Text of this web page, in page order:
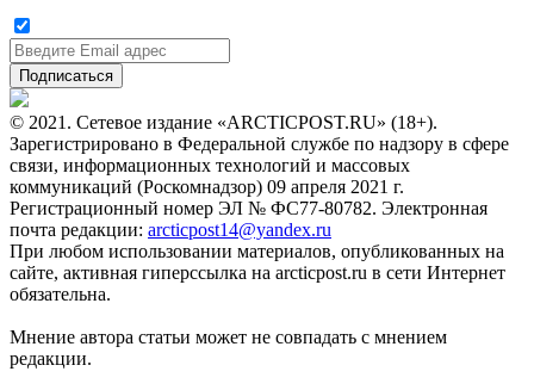
© 2021. Сетевое издание «ARCTICPOST.RU» (18+).
Зарегистрировано в Федеральной службе по надзору в сфере
связи, информационных технологий и массовых
коммуникаций (Роскомнадзор) 09 апреля 2021 г.
Регистрационный номер ЭЛ № ФС77-80782. Электронная
почта редакции: arcticpost14@yandex.ru
При любом использовании материалов, опубликованных на
сайте, активная гиперссылка на arcticpost.ru в сети Интернет
обязательна.
Мнение автора статьи может не совпадать с мнением
редакции.